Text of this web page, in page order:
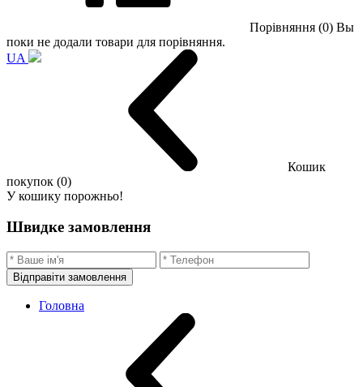
Порівняння (0) Вы
поки не додали товари для порівняння.
UA
Кошик
покупок (0)
У кошику порожньо!
Швидке замовлення
Відправіти замовлення
Головна